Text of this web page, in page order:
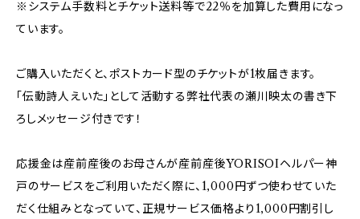
※システム手数料とチケット送料等で22％を加算した費用になっ
ています。
ご購入いただくと、ポストカード型のチケットが1枚届きます。
「伝動詩人えいた」として活動する弊社代表の瀬川映太の書き下
ろしメッセージ付きです！
応援金は産前産後のお母さんが産前産後YORISOIヘルパー神
戸のサービスをご利用いただく際に、1,000円ずつ使わせていた
だく仕組みとなっていて、正規サービス価格より1,000円割引し